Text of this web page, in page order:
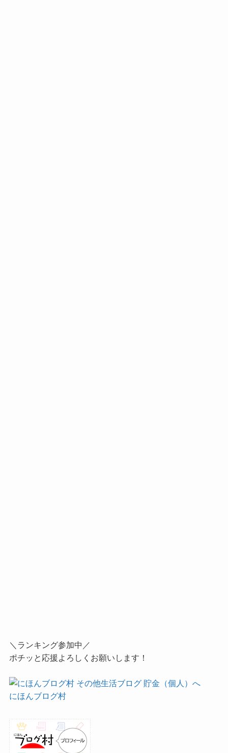
＼ランキング参加中／
ポチッと応援よろしくお願いします！
にほんブログ村